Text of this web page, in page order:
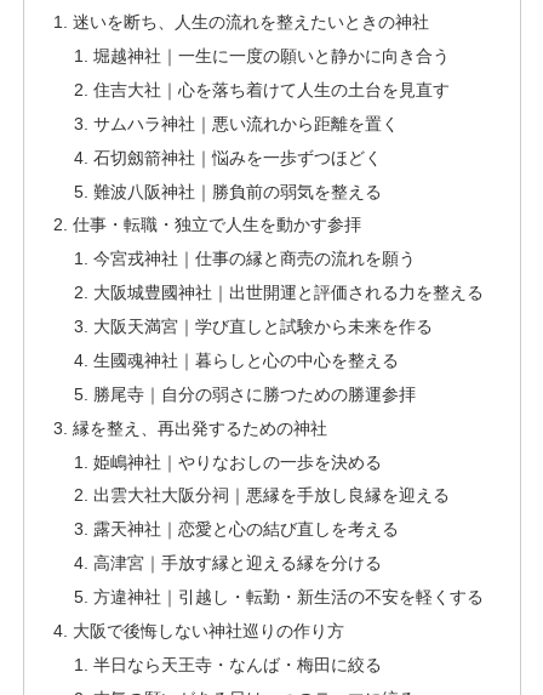
迷いを断ち、人生の流れを整えたいときの神社
堀越神社｜一生に一度の願いと静かに向き合う
住吉大社｜心を落ち着けて人生の土台を見直す
サムハラ神社｜悪い流れから距離を置く
石切劔箭神社｜悩みを一歩ずつほどく
難波八阪神社｜勝負前の弱気を整える
仕事・転職・独立で人生を動かす参拝
今宮戎神社｜仕事の縁と商売の流れを願う
大阪城豊國神社｜出世開運と評価される力を整える
大阪天満宮｜学び直しと試験から未来を作る
生國魂神社｜暮らしと心の中心を整える
勝尾寺｜自分の弱さに勝つための勝運参拝
縁を整え、再出発するための神社
姫嶋神社｜やりなおしの一歩を決める
出雲大社大阪分祠｜悪縁を手放し良縁を迎える
露天神社｜恋愛と心の結び直しを考える
高津宮｜手放す縁と迎える縁を分ける
方違神社｜引越し・転勤・新生活の不安を軽くする
大阪で後悔しない神社巡りの作り方
半日なら天王寺・なんば・梅田に絞る